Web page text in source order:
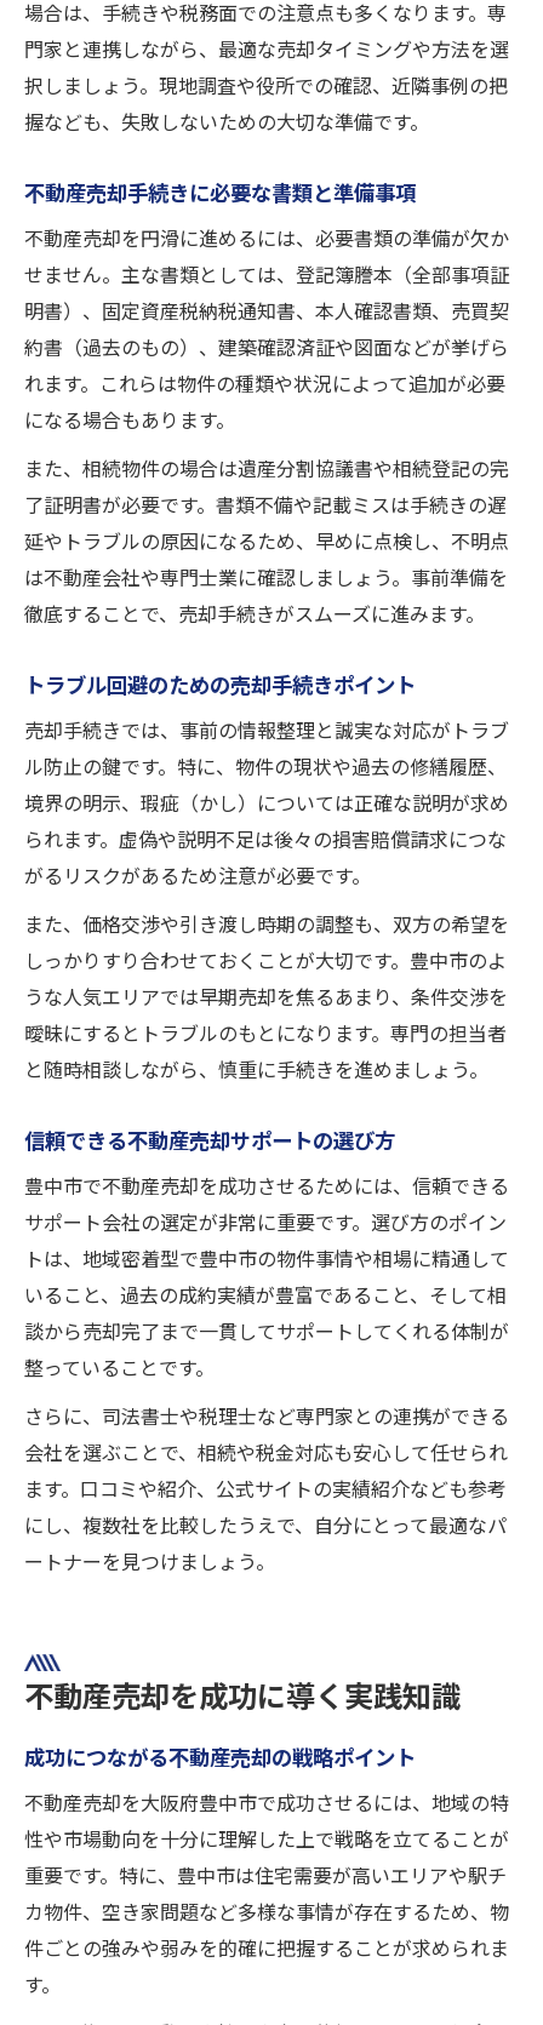
場合は、手続きや税務面での注意点も多くなります。専
門家と連携しながら、最適な売却タイミングや方法を選
択しましょう。現地調査や役所での確認、近隣事例の把
握なども、失敗しないための大切な準備です。
不動産売却手続きに必要な書類と準備事項
不動産売却を円滑に進めるには、必要書類の準備が欠か
せません。主な書類としては、登記簿謄本（全部事項証
明書）、固定資産税納税通知書、本人確認書類、売買契
約書（過去のもの）、建築確認済証や図面などが挙げら
れます。これらは物件の種類や状況によって追加が必要
になる場合もあります。
また、相続物件の場合は遺産分割協議書や相続登記の完
了証明書が必要です。書類不備や記載ミスは手続きの遅
延やトラブルの原因になるため、早めに点検し、不明点
は不動産会社や専門士業に確認しましょう。事前準備を
徹底することで、売却手続きがスムーズに進みます。
トラブル回避のための売却手続きポイント
売却手続きでは、事前の情報整理と誠実な対応がトラブ
ル防止の鍵です。特に、物件の現状や過去の修繕履歴、
境界の明示、瑕疵（かし）については正確な説明が求め
られます。虚偽や説明不足は後々の損害賠償請求につな
がるリスクがあるため注意が必要です。
また、価格交渉や引き渡し時期の調整も、双方の希望を
しっかりすり合わせておくことが大切です。豊中市のよ
うな人気エリアでは早期売却を焦るあまり、条件交渉を
曖昧にするとトラブルのもとになります。専門の担当者
と随時相談しながら、慎重に手続きを進めましょう。
信頼できる不動産売却サポートの選び方
豊中市で不動産売却を成功させるためには、信頼できる
サポート会社の選定が非常に重要です。選び方のポイン
トは、地域密着型で豊中市の物件事情や相場に精通して
いること、過去の成約実績が豊富であること、そして相
談から売却完了まで一貫してサポートしてくれる体制が
整っていることです。
さらに、司法書士や税理士など専門家との連携ができる
会社を選ぶことで、相続や税金対応も安心して任せられ
ます。口コミや紹介、公式サイトの実績紹介なども参考
にし、複数社を比較したうえで、自分にとって最適なパ
ートナーを見つけましょう。
不動産売却を成功に導く実践知識
成功につながる不動産売却の戦略ポイント
不動産売却を大阪府豊中市で成功させるには、地域の特
性や市場動向を十分に理解した上で戦略を立てることが
重要です。特に、豊中市は住宅需要が高いエリアや駅チ
カ物件、空き家問題など多様な事情が存在するため、物
件ごとの強みや弱みを的確に把握することが求められま
す。